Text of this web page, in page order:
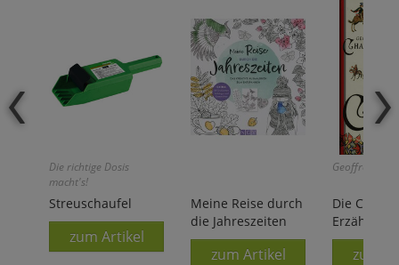
Die richtige Dosis
macht's!
Streuschaufel
zum Artikel
Meine Reise durch
die Jahreszeiten
zum Artikel
Geoffrey
Die
zum